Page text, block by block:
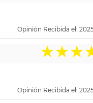
Opinión Recibida el:
★★★
Opinión Recibida el: